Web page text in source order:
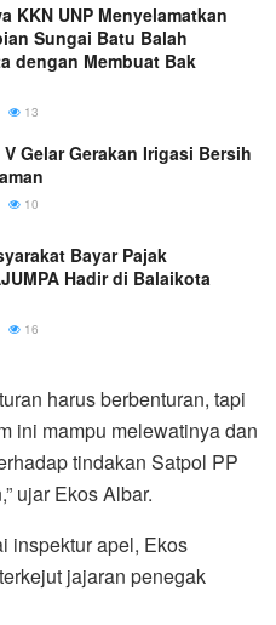
KKN UNP Menyelamatkan
Sungai Batu Balah
dengan Membuat Bak
13
V Gelar Gerakan Irigasi Bersih
10
Bayar Pajak
Hadir di Balaikota
16
harus berbenturan, tapi
ini mampu melewatinya dan
tindakan Satpol PP
ujar Ekos Albar.
inspektur apel, Ekos
jajaran penegak